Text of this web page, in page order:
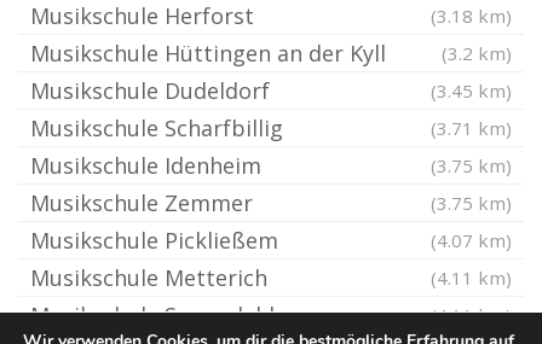
Musikschule Herforst (3.18 km)
Musikschule Hüttingen an der Kyll (3.2 km)
Musikschule Dudeldorf (3.45 km)
Musikschule Scharfbillig (3.71 km)
Musikschule Idenheim (3.75 km)
Musikschule Zemmer (3.75 km)
Musikschule Pickließem (4.07 km)
Musikschule Metterich (4.11 km)
Musikschule Spangdahlem (4.11 km)